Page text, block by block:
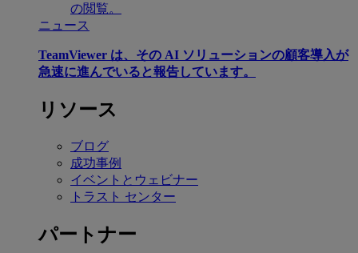
の閲覧。
ニュース
TeamViewer は、その AI ソリューションの顧客導入が
急速に進んでいると報告しています。
リソース
ブログ
成功事例
イベントとウェビナー
トラスト センター
パートナー